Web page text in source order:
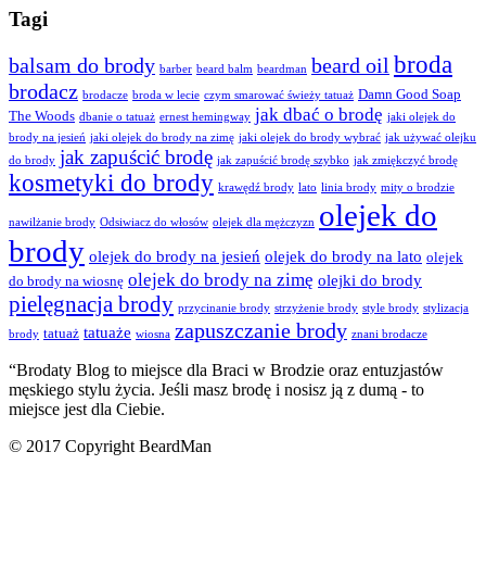
Tagi
balsam do brody barber beard balm beardman beard oil broda
brodacz brodacze broda w lecie czym smarować świeży tatuaż Damn Good Soap
The Woods dbanie o tatuaż ernest hemingway jak dbać o brodę jaki olejek do
brody na jesień jaki olejek do brody na zimę jaki olejek do brody wybrać jak używać olejku
do brody jak zapuścić brodę jak zapuścić brodę szybko jak zmiękczyć brodę
kosmetyki do brody krawędź brody lato linia brody mity o brodzie
nawilżanie brody Odsiwiacz do włosów olejek dla mężczyzn olejek do
brody olejek do brody na jesień olejek do brody na lato olejek
do brody na wiosnę olejek do brody na zimę olejki do brody
pielęgnacja brody przycinanie brody strzyżenie brody style brody stylizacja
brody tatuaż tatuaże wiosna zapuszczanie brody znani brodacze
“Brodaty Blog to miejsce dla Braci w Brodzie oraz entuzjastów
męskiego stylu życia. Jeśli masz brodę i nosisz ją z dumą - to
miejsce jest dla Ciebie.
© 2017 Copyright BeardMan